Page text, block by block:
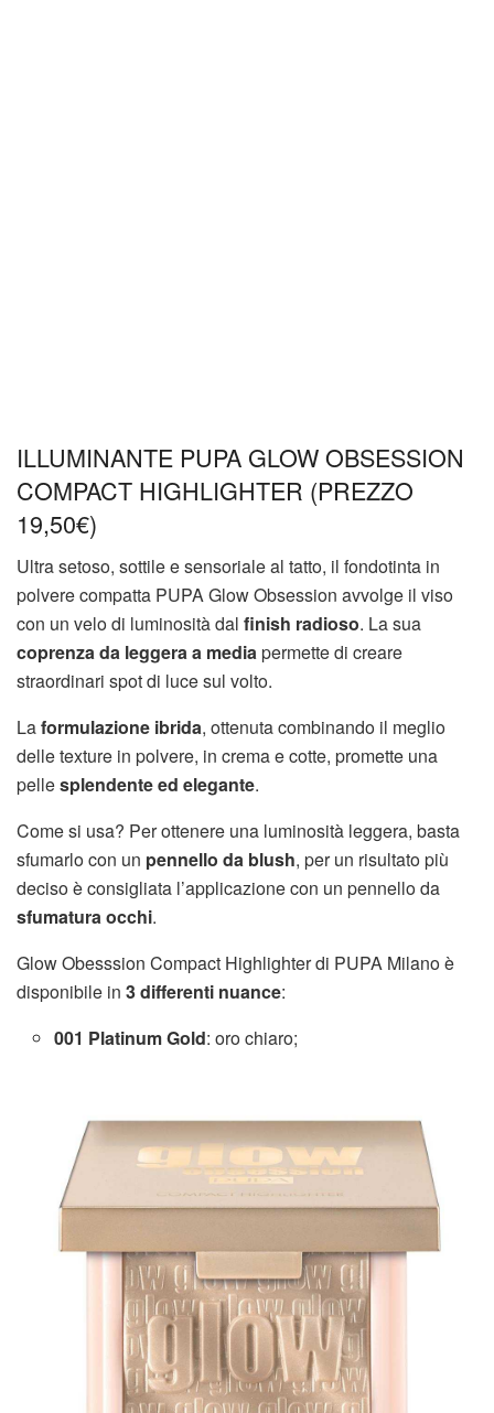
ILLUMINANTE PUPA GLOW OBSESSION
COMPACT HIGHLIGHTER (PREZZO
19,50€)
Ultra setoso, sottile e sensoriale al tatto, il fondotinta in
polvere compatta PUPA Glow Obsession avvolge il viso
con un velo di luminosità dal finish radioso. La sua
coprenza da leggera a media permette di creare
straordinari spot di luce sul volto.
Laformulazione ibrida, ottenuta combinando il meglio
delle texture in polvere, in crema e cotte, promette una
pellesplendente ed elegante.
Come si usa? Per ottenere una luminosità leggera, basta
sfumarlo con un pennello da blush, per un risultato più
deciso è consigliata l’applicazione con un pennello da
sfumatura occhi.
Glow Obesssion Compact Highlighter di PUPA Milano è
disponibile in 3 differenti nuance:
001 Platinum Gold: oro chiaro;